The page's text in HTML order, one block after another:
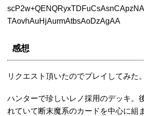
TAovhAuHjAurmAtbsAoDzAgAA
感想
リクエスト頂いたのでプレイしてみた。
ハンターで珍しいレノ採用のデッキ。
れていて断末魔系のカードを中心に組